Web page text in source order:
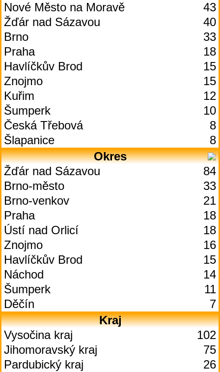
Nové Město na Moravě
43
Žďár nad Sázavou
40
Brno
33
Praha
18
Havlíčkův Brod
15
Znojmo
15
Kuřim
12
Šumperk
10
Česká Třebová
8
Šlapanice
8
Okres
Žďár nad Sázavou
84
Brno-město
33
Brno-venkov
21
Praha
18
Ústí nad Orlicí
18
Znojmo
16
Havlíčkův Brod
15
Náchod
14
Šumperk
11
Děčín
7
Kraj
Vysočina kraj
102
Jihomoravský kraj
75
Pardubický kraj
26